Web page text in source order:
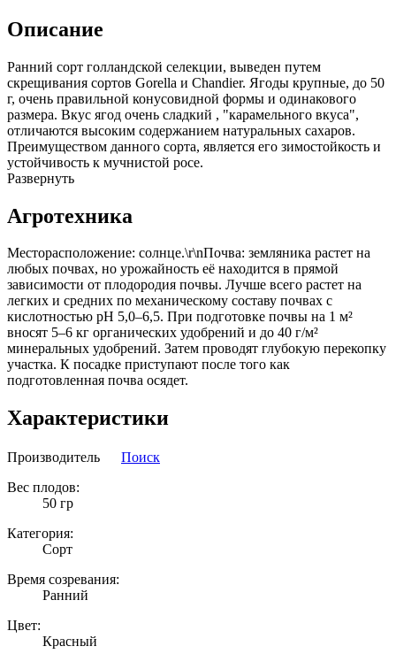
Описание
Ранний сорт голландской селекции, выведен путем
скрещивания сортов Gorella и Chandier. Ягоды крупные, до 50
г, очень правильной конусовидной формы и одинакового
размера. Вкус ягод очень сладкий , "карамельного вкуса",
отличаются высоким содержанием натуральных сахаров.
Преимуществом данного сорта, является его зимостойкость и
устойчивость к мучнистой росе.
Развернуть
Агротехника
Месторасположение: солнце.\r\nПочва: земляника растет на
любых почвах, но урожайность её находится в прямой
зависимости от плодородия почвы. Лучше всего растет на
легких и средних по механическому составу почвах с
кислотностью рН 5,0–6,5. При подготовке почвы на 1 м²
вносят 5–6 кг органических удобрений и до 40 г/м²
минеральных удобрений. Затем проводят глубокую перекопку
участка. К посадке приступают после того как
подготовленная почва осядет.
Характеристики
Производитель
Поиск
Вес плодов:
50 гр
Категория:
Сорт
Время созревания:
Ранний
Цвет:
Красный